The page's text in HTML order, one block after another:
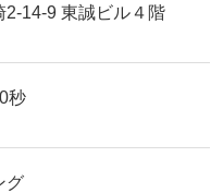
14-9 東誠ビル４階
秒
グ